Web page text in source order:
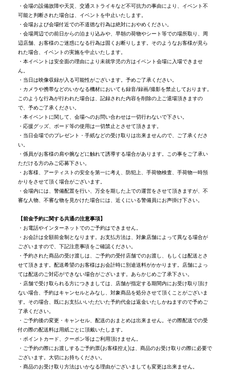
・会場の設備故障や天災、交通ストライキなど不可抗力の事由により、イベント不
可能と判断された場合は、イベントを中止いたします。
・会場および会場付近での不道徳な行為は絶対におやめください。
・会場周辺での前日からの泊まり込みや、早朝の荷物やシート等での場所取り、周
辺店舗、お客様のご迷惑になる行為は固くお断りします。そのようなお客様が見ら
れた場合、イベントの実施を中止いたします。
・本イベントは安全面の理由により未就学児の方はイベント会場に入場できませ
ん。
・当日は映像収録が入る可能性がございます。予めご了承ください。
・カメラや携帯などのいかなる機材においても録音/録画/撮影を禁止しております。
このような行為が行われた場合は、記録された内容を削除の上ご退場頂きますの
で、予めご了承ください。
・本イベントに関して、会場へのお問い合わせは一切行わないで下さい。
・応援グッズ、ボード等の使用は一切禁止とさせて頂きます。
・当日会場でのプレゼント・手紙などの受け取りは出来ませんので、ご了承くださ
い。
・係員がお客様の肩や腕などに触れて誘導する場合があります。この事をご了承い
ただける方のみご応募下さい。
・お客様、アーティストの安全を第一に考え、防犯上、手荷物検査、手荷物一時預
かりをさせて頂く場合がございます。
・会場内には、警備配置を行い、万全を期した上での運営をさせて頂きますが、不
審な人物、不審な物を見かけた場合には、近くにいる警備員にお声掛け下さい。
【前金予約に関する共通の注意事項】
・お電話やインターネットでのご予約はできません。
・お会計は全額前金制となります。お支払方法は、対象店舗によって異なる場合が
ございますので、下記注意事項をご確認ください。
・予約された商品の受け渡しは、ご予約の受付店舗でのお渡し、もしくは配送とさ
せて頂きます。配送希望のお客様はお会計時に別途送料がかかります。店舗によっ
ては配送のご対応ができない場合がございます。あらかじめご了承下さい。
・店舗で受け取られる方につきましては、店舗が指定する期間内にお受け取り頂け
ない場合、予約はキャンセルとみなし、対象商品を処分させて頂くことがございま
す。その場合、既にお支払いいただいた予約代金は返金いたしかねますので予めご
了承ください。
・ご予約後の変更・キャンセル、配送のおまとめは出来ません。その際配送での受
付の際の配送料は用紙ごとに頂戴いたします。
・ポイントカード、クーポン等はご利用頂けません。
・ご予約の際にお渡しするご予約票(お客様控え)は、商品のお受け取りの際に必要で
ございます。大切にお持ちください。
・商品のお受け取り方法はいかなる理由がございましても変更は出来ません。